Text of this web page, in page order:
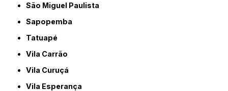
São Miguel Paulista
Sapopemba
Tatuapé
Vila Carrão
Vila Curuçá
Vila Esperança